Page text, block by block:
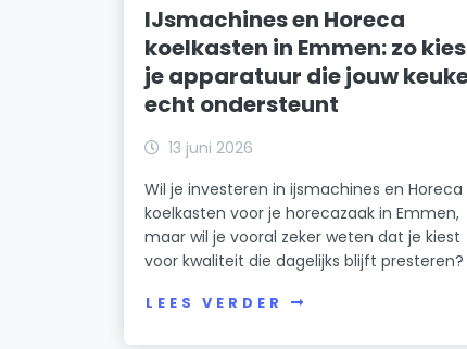
IJsmachines en Horeca
koelkasten in Emmen: zo kies
je apparatuur die jouw
echt ondersteunt
13 juni 2026
Wil je investeren in ijsmachines en Horeca
koelkasten voor je horecazaak in Emmen,
maar wil je vooral zeker weten dat je kiest
voor kwaliteit die dagelijks blijft presteren?
LEES VERDER